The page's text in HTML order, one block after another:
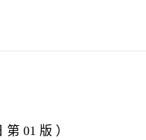
01 版 ）